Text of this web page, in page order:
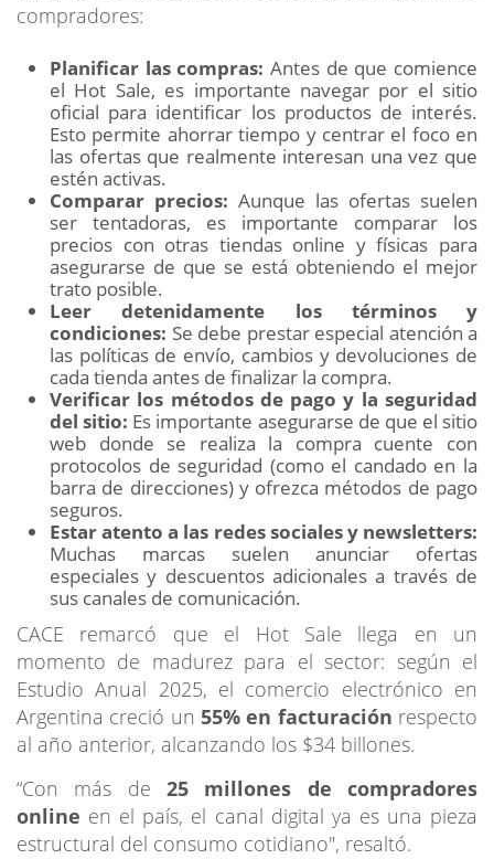
compradores:
Planificar las compras: Antes de que comience
el Hot Sale, es importante navegar por el sitio
oficial para identificar los productos de interés.
Esto permite ahorrar tiempo y centrar el foco en
las ofertas que realmente interesan una vez que
estén activas.
Comparar precios: Aunque las ofertas suelen
ser tentadoras, es importante comparar los
precios con otras tiendas online y físicas para
asegurarse de que se está obteniendo el mejor
trato posible.
Leer detenidamente los términos y
condiciones: Se debe prestar especial atención a
las políticas de envío, cambios y devoluciones de
cada tienda antes de finalizar la compra.
Verificar los métodos de pago y la seguridad
del sitio: Es importante asegurarse de que el sitio
web donde se realiza la compra cuente con
protocolos de seguridad (como el candado en la
barra de direcciones) y ofrezca métodos de pago
seguros.
Estar atento a las redes sociales y newsletters:
Muchas marcas suelen anunciar ofertas
especiales y descuentos adicionales a través de
sus canales de comunicación.
CACE remarcó que el Hot Sale llega en un
momento de madurez para el sector: según el
Estudio Anual 2025, el comercio electrónico en
Argentina creció un 55% en facturación respecto
al año anterior, alcanzando los $34 billones.
“Con más de 25 millones de compradores
online en el país, el canal digital ya es una pieza
estructural del consumo cotidiano", resaltó.